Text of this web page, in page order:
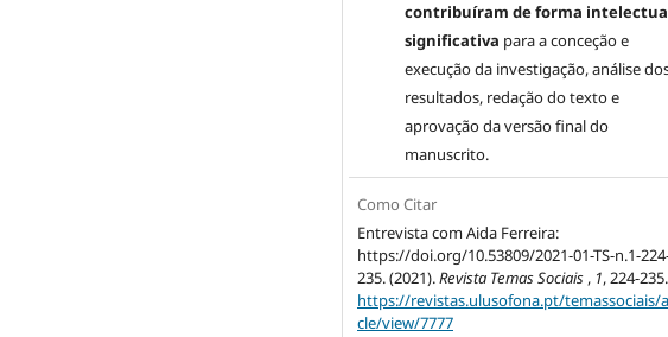
contribuíram de forma
significativa para a conceção e
execução da investigação, análise
resultados, redação do texto e
aprovação da versão final do
manuscrito.
Como Citar
Entrevista com Aida Ferreira:
https://doi.org/10.53809/2021-01-TS-n.1-
235. (2021).Revista Temas Sociais , 1, 224-235.
https://revistas.ulusofona.pt/temassociais/
cle/view/7777